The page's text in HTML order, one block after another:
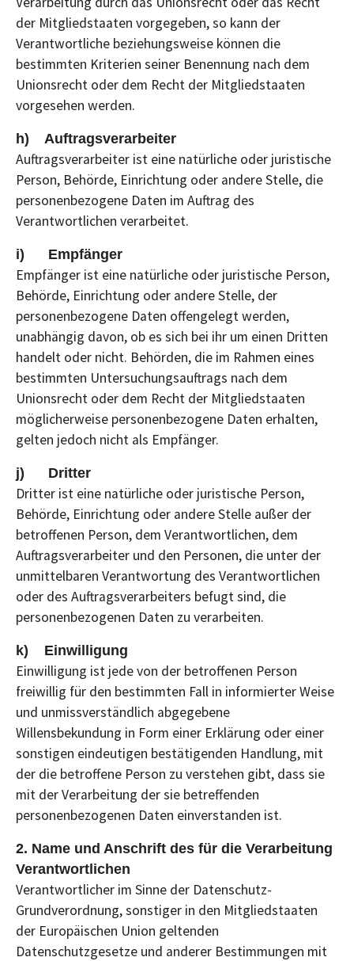
der Mitgliedstaaten vorgegeben, so kann der
Verantwortliche beziehungsweise können die
bestimmten Kriterien seiner Benennung nach dem
Unionsrecht oder dem Recht der Mitgliedstaaten
vorgesehen werden.
h) Auftragsverarbeiter
Auftragsverarbeiter ist eine natürliche oder juristische
Person, Behörde, Einrichtung oder andere Stelle, die
personenbezogene Daten im Auftrag des
Verantwortlichen verarbeitet.
i) Empfänger
Empfänger ist eine natürliche oder juristische Person,
Behörde, Einrichtung oder andere Stelle, der
personenbezogene Daten offengelegt werden,
unabhängig davon, ob es sich bei ihr um einen Dritten
handelt oder nicht. Behörden, die im Rahmen eines
bestimmten Untersuchungsauftrags nach dem
Unionsrecht oder dem Recht der Mitgliedstaaten
möglicherweise personenbezogene Daten erhalten,
gelten jedoch nicht als Empfänger.
j) Dritter
Dritter ist eine natürliche oder juristische Person,
Behörde, Einrichtung oder andere Stelle außer der
betroffenen Person, dem Verantwortlichen, dem
Auftragsverarbeiter und den Personen, die unter der
unmittelbaren Verantwortung des Verantwortlichen
oder des Auftragsverarbeiters befugt sind, die
personenbezogenen Daten zu verarbeiten.
k) Einwilligung
Einwilligung ist jede von der betroffenen Person
freiwillig für den bestimmten Fall in informierter Weise
und unmissverständlich abgegebene
Willensbekundung in Form einer Erklärung oder einer
sonstigen eindeutigen bestätigenden Handlung, mit
der die betroffene Person zu verstehen gibt, dass sie
mit der Verarbeitung der sie betreffenden
personenbezogenen Daten einverstanden ist.
2. Name und Anschrift des für die Verarbeitung
Verantwortlichen
Verantwortlicher im Sinne der Datenschutz-
Grundverordnung, sonstiger in den Mitgliedstaaten
der Europäischen Union geltenden
Datenschutzgesetze und anderer Bestimmungen mit